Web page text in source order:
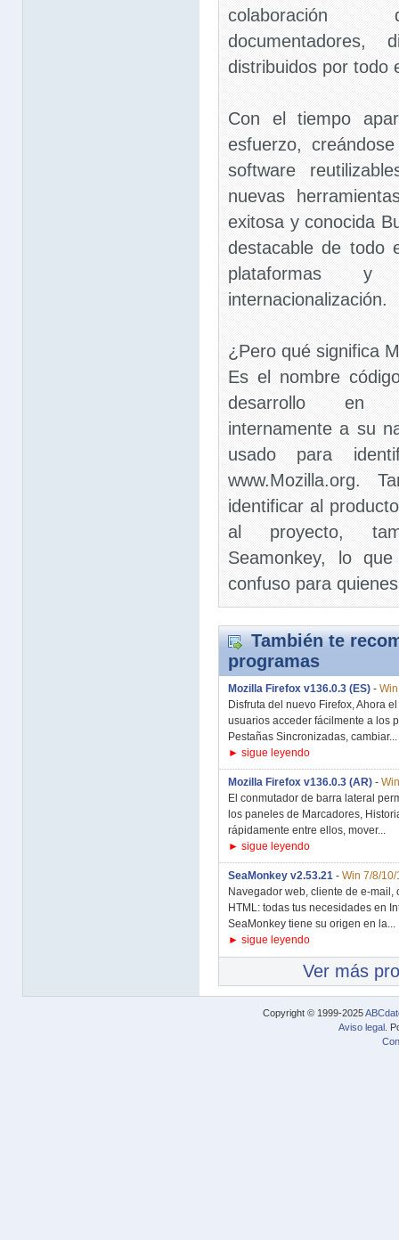
colaboración
documentadores,
distribuidos por todo
Con el tiempo
esfuerzo,
software
nuevas
exitosa y conocida
destacable de todo
plataformas
internacionalización.
¿Pero qué significa
Es el nombre
desarrollo en
internamente a su
usado para
www.Mozilla.org.
identificar al
al proyecto,
Seamonkey, lo
confuso para
También te
programas
Mozilla Firefox v136.0.3 (ES) -
Disfruta del nuevo Firefox, Ahora
usuarios acceder fácilmente a los
Pestañas Sincronizadas, cambiar...
► sigue leyendo
Mozilla Firefox v136.0.3 (AR) -
El conmutador de barra lateral
los paneles de Marcadores,
rápidamente entre ellos, mover...
► sigue leyendo
SeaMonkey v2.53.21 - Win 7/8/10/
Navegador web, cliente de e-
HTML: todas tus necesidades en
SeaMonkey tiene su origen en la...
► sigue leyendo
Ver más
Copyright © 1999-2025
Aviso legal .